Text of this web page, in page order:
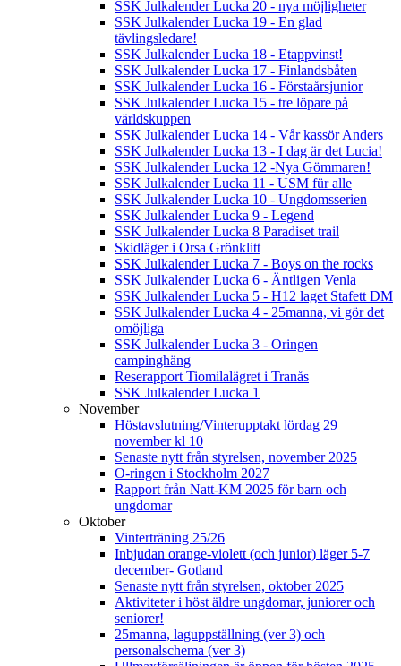
SSK Julkalender Lucka 20 - nya möjligheter
SSK Julkalender Lucka 19 - En glad
tävlingsledare!
SSK Julkalender Lucka 18 - Etappvinst!
SSK Julkalender Lucka 17 - Finlandsbåten
SSK Julkalender Lucka 16 - Förstaårsjunior
SSK Julkalender Lucka 15 - tre löpare på
världskuppen
SSK Julkalender Lucka 14 - Vår kassör Anders
SSK Julkalender Lucka 13 - I dag är det Lucia!
SSK Julkalender Lucka 12 -Nya Gömmaren!
SSK Julkalender Lucka 11 - USM für alle
SSK Julkalender Lucka 10 - Ungdomsserien
SSK Julkalender Lucka 9 - Legend
SSK Julkalender Lucka 8 Paradiset trail
Skidläger i Orsa Grönklitt
SSK Julkalender Lucka 7 - Boys on the rocks
SSK Julkalender Lucka 6 - Äntligen Venla
SSK Julkalender Lucka 5 - H12 laget Stafett DM
SSK Julkalender Lucka 4 - 25manna, vi gör det
omöjliga
SSK Julkalender Lucka 3 - Oringen
campinghäng
Reserapport Tiomilalägret i Tranås
SSK Julkalender Lucka 1
November
Höstavslutning/Vinterupptakt lördag 29
november kl 10
Senaste nytt från styrelsen, november 2025
O-ringen i Stockholm 2027
Rapport från Natt-KM 2025 för barn och
ungdomar
Oktober
Vinterträning 25/26
Inbjudan orange-violett (och junior) läger 5-7
december- Gotland
Senaste nytt från styrelsen, oktober 2025
Aktiviteter i höst äldre ungdomar, juniorer och
seniorer!
25manna, laguppställning (ver 3) och
personalschema (ver 3)